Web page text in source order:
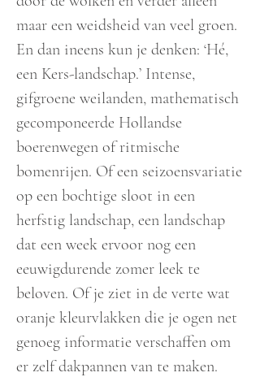
maar een weidsheid van veel groen.
En dan ineens kun je denken: ‘Hé,
een Kers-landschap.’ Intense,
gifgroene weilanden, mathematisch
gecomponeerde Hollandse
boerenwegen of ritmische
bomenrijen. Of een seizoensvariatie
op een bochtige sloot in een
herfstig landschap, een landschap
dat een week ervoor nog een
eeuwigdurende zomer leek te
beloven. Of je ziet in de verte wat
oranje kleurvlakken die je ogen net
genoeg informatie verschaffen om
er zelf dakpannen van te maken.